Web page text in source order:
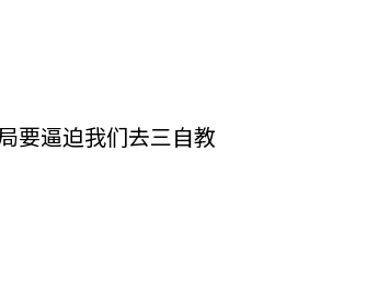
要逼迫我们去三自教